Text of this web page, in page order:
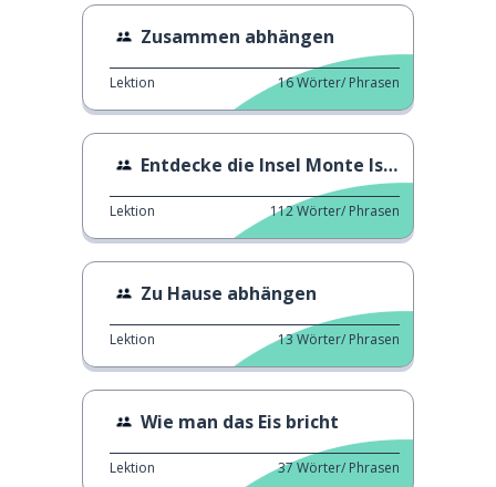
Zusammen abhängen
Lektion 16Wörter/ Phrasen
Entdecke die Insel Monte Isola.
Lektion 112Wörter/ Phrasen
Zu Hause abhängen
Lektion 13Wörter/ Phrasen
Wie man das Eis bricht
Lektion 37Wörter/ Phrasen